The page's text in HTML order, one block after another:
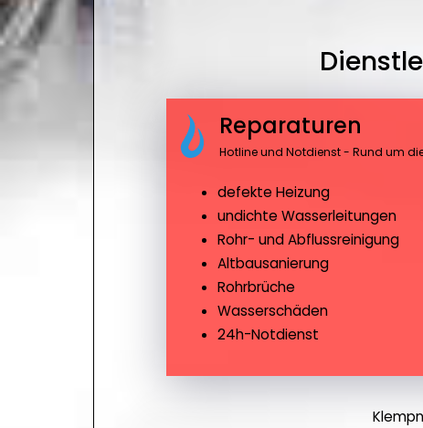
Reparaturen
Hotline und Notdienst - Rund um
defekte Heizung
undichte Wasserleitungen
Rohr- und Abflussreinigung
Altbausanierung
Rohrbrüche
Wasserschäden
24h-Notdienst